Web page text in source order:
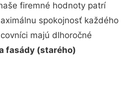
firemné hodnoty patrí
spokojnosť každého
majú dlhoročné
fasády (starého)